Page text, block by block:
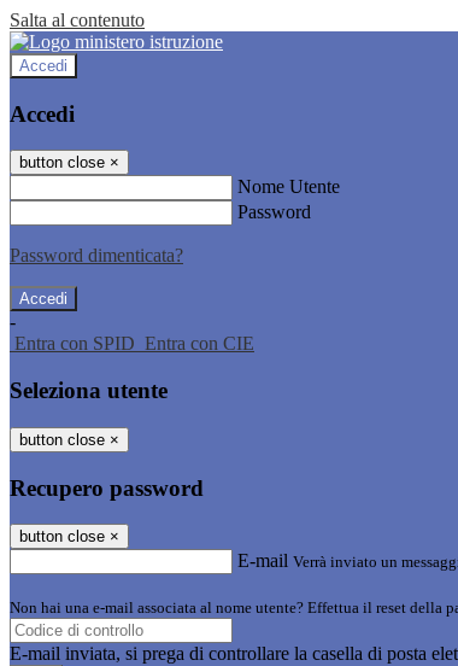
Salta al contenuto
Accedi
Accedi
button close ×
Nome Utente
Password
Password dimenticata?
-
Entra con SPID Entra con CIE
Seleziona utente
button close ×
Recupero password
button close ×
E-mail Verrà inviato un
Non hai una e-mail associata al nome utente? Effettua il reset della
E-mail inviata, si prega di controllare la casella di posta